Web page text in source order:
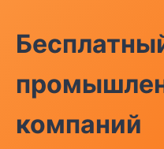
компаний